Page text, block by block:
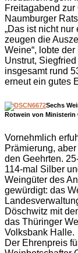
Freitagabend
Naumburger
„Das ist nicht
zeugen die
Weine“, lobte
Unstrut,
insgesamt rund
erneut ein gutes
Sechs
Rotwein von Ministerin
Vornehmlich
Prämierung,
den Geehrten.
114-mal Silber
Weingüter des
gewürdigt: das
Döschwitz mit
das Thüringer
Volksbank Halle.
Der Ehrenpreis